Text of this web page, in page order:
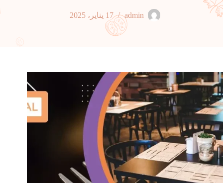
admin 17 يناير، 2025